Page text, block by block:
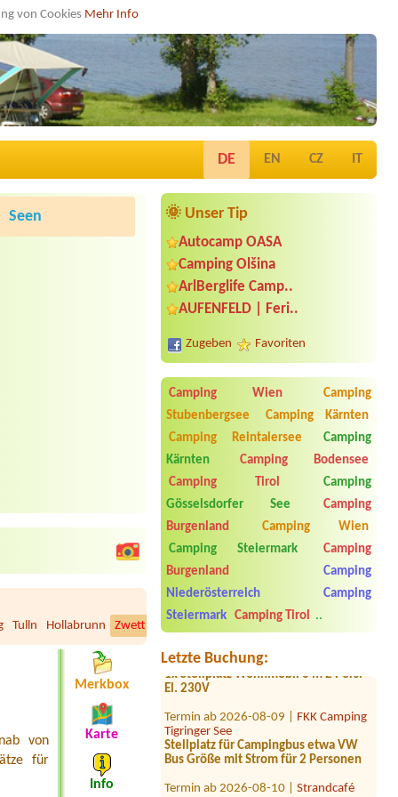
von Cookies Mehr Info
DE EN CZ IT
🌞 Unser Tip
Autocamp OASA
Camping Olšina
ArlBerglife Camp..
AUFENFELD | Feri..
Zugeben Favoriten
Camping Wien
Camping
Stubenbergsee
Camping Kärnten
Camping Reintalersee
Camping
Kärnten
Camping Bodensee
Camping Tirol
Camping
Gösselsdorfer See
Camping
Burgenland
Camping Wien
Camping Steiermark
Camping
Burgenland
Camping
Niederösterreich
Camping
Steiermark
Camping Tirol ..
Letzte Buchung:
Termin ab 2026-08-05 |
Gasthof
Staud'nwirt
Termin ab 2026-09-05 |MICAMPA
Neue Donau
1x Stellplatz Wohnmobil 6 m 2 Pers.
El. 230V
Tigringer See
Stellplatz für Campingbus etwa VW
Bus Größe mit Strom für 2 Personen
Leimüller Camping
Seen
Tulln Hollabrunn Zwettl Scheibbs Bruck/Leitha
von
für
Merkbox
Karte
Info